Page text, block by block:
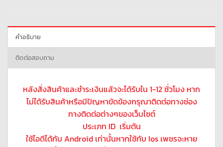
คำอธิบาย
ติดต่อสอบถาม
หลังสั่งสินค้าและชำระเงินแล้วจะได้รับใน 1-12 ชั่วโมง หาก
ไม่ได้รับสินค้าหรือมีปัญหาขัดข้องกรุณาติดต่อทางช่อง
ทางติดต่อต่างๆของเว็บไซต์
ประเภท ID เริ่มต้น
ใช้ไอดีได้กับ Android เท่านั้นหากใช้กับ Ios เพชรจะหาย